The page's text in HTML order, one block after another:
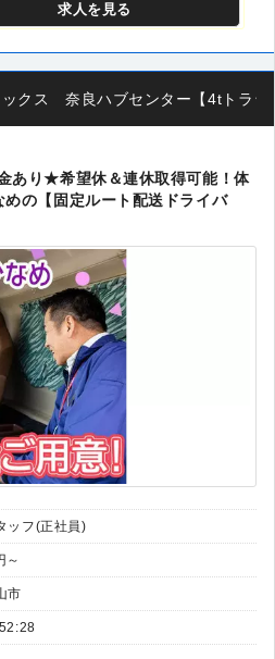
求人を見る
クス 奈良ハブセンター【4tトラ
あり★希望休＆連休取得可能！体
の【固定ルート配送ドライバ
ッフ(正社員)
～
市